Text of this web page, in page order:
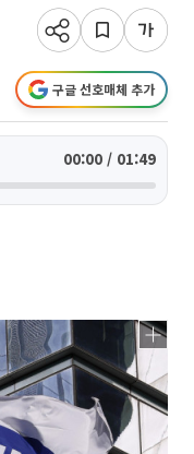
구글 선호매체 추가
00:00 / 01:49